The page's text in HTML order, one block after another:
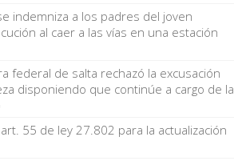
indemniza a los padres del joven
al caer a las vías en una estación
federal de salta rechazó la excusación
disponiendo que continúe a cargo de la
55 de ley 27.802 para la actualización